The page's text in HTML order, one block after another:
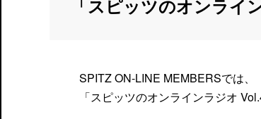
「スピッツのオンライ
SPITZ ON-LINE MEMBERSでは、
「スピッツのオンラインラジオ